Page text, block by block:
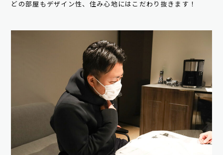
どの部屋もデザイン性、住み心地にはこだわり抜きます！